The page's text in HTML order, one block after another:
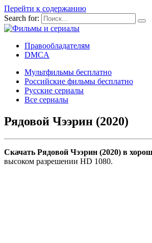
Перейти к содержанию
Search for:
Правообладателям
DMCA
Мультфильмы бесплатно
Российские фильмы бесплатно
Русские сериалы
Все сериалы
Рядовой Чээрин (2020)
Скачать Рядовой Чээрин (2020) в
высоком разрешении HD 1080.